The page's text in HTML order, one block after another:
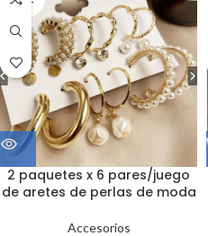
OUT
2 paquetes x 6 pares/juego
de aretes de perlas de moda
Accesorios